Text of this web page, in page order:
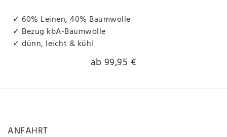
✓ 60% Leinen, 40% Baumwolle
✓ Bezug kbA-Baumwolle
✓ dünn, leicht & kühl
ab 99,95 €
ANFAHRT